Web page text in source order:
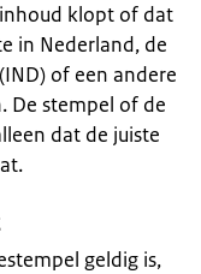
klopt of dat
in Nederland, de
of een andere
De stempel of de
dat de juiste
geldig is,